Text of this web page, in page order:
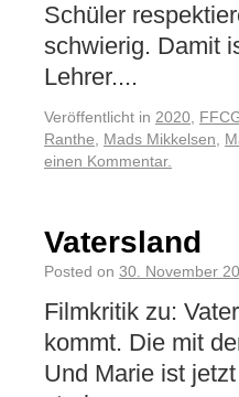
Schüler
schwierig. Damit
Lehrer....
Veröffentlicht in 2020
Ranthe
Mads Mikkelsen
einen Kommentar.
Vatersland
Posted on 30. November
Filmkritik zu:
kommt. Die mit
Und Marie ist